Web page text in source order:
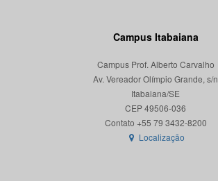
Campus Itabaiana
Campus Prof. Alberto Carvalho
Av. Vereador Olímpio Grande, s/n
Itabaiana/SE
CEP 49506-036
Localização